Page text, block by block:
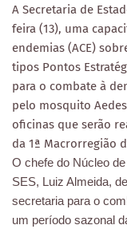
A Secretaria de
feira (13), uma
endemias (ACE)
tipos Pontos
para o combate à
pelo mosquito
oficinas que serão
da 1ª Macrorregião
O chefe do Núcleo
SES, Luiz Almeida,
secretaria para o
um período sazonal